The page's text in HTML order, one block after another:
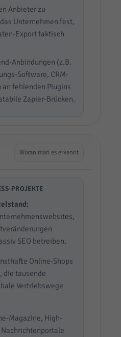
Anbieter zu
Unternehmen fest,
Export faktisch
Anbindungen (z.B.
Software, CRM-
fehlenden Plugins
Zapier-Brücken.
Woran man es erkennt
PROJEKTE
SEO betreiben.
Online-Shops
die tausende
Vertriebswege
Magazine, High-